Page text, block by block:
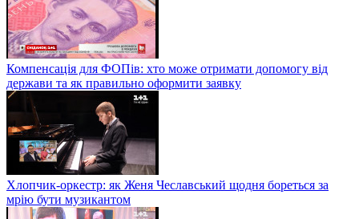
Компенсація для ФОПів: хто може отримати допомогу від
держави та як правильно оформити заявку
Хлопчик-оркестр: як Женя Чеславський щодня бореться за
мрію бути музикантом